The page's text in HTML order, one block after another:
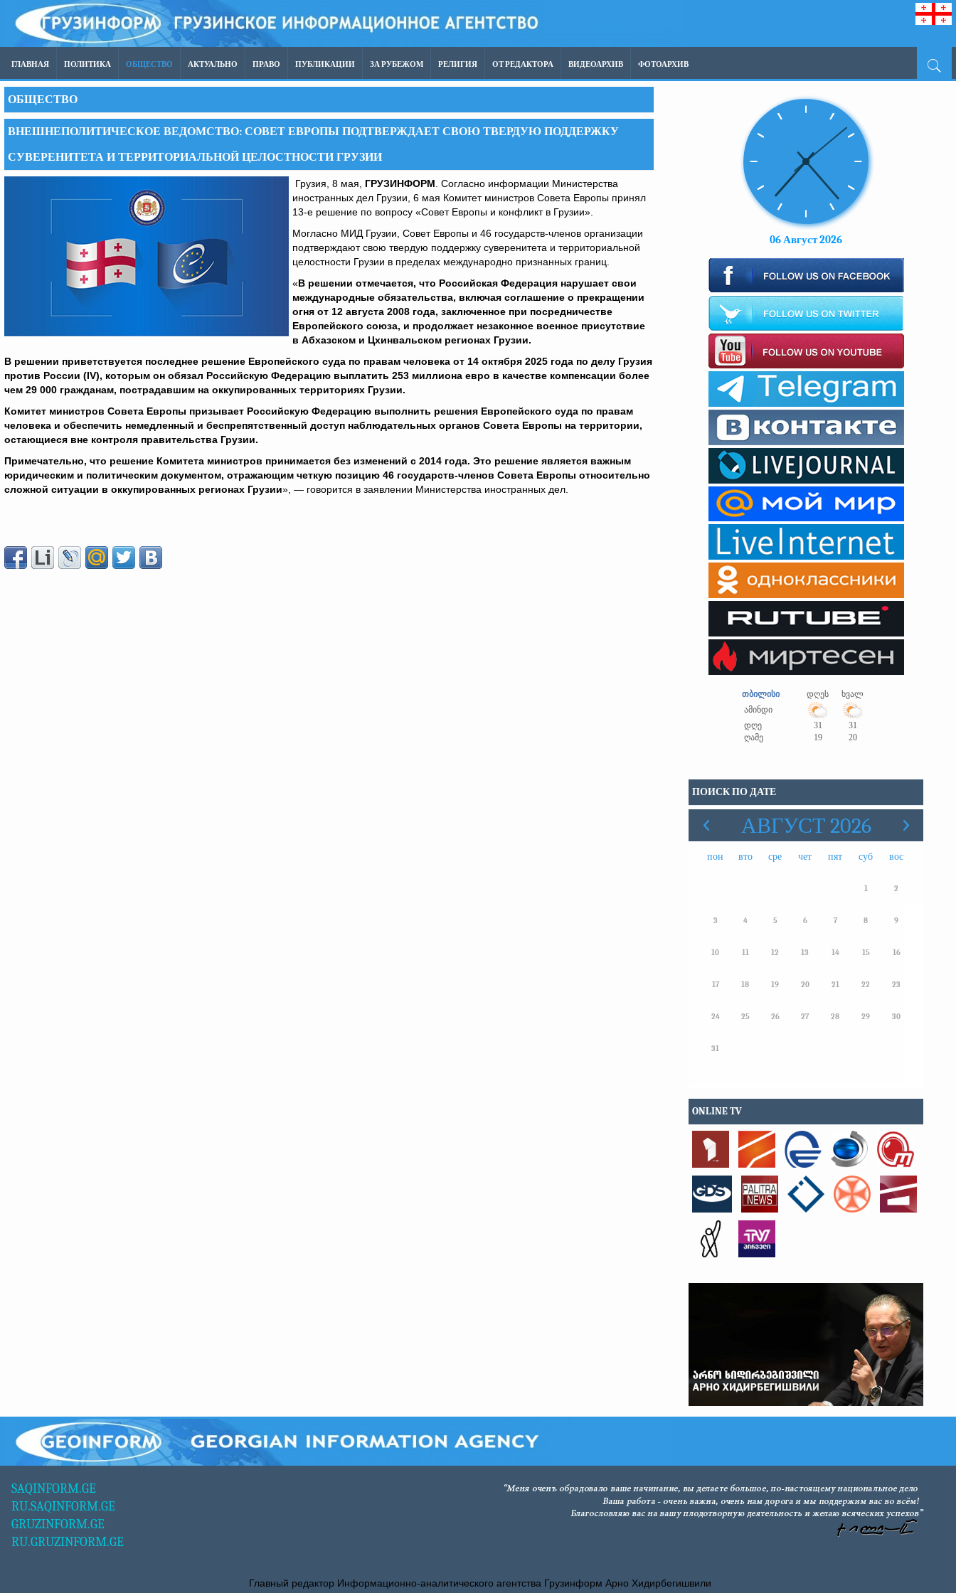
ГЛАВНАЯ ПОЛИТИКА ОБЩЕСТВО АКТУАЛЬНО ПРАВО ПУБЛИКАЦИИ ЗА РУБЕЖОМ РЕЛИГИЯ ОТ РЕДАКТОРА ВИДЕОАРХИВ ФОТОАРХИВ
ОБЩЕСТВО
ВНЕШНЕПОЛИТИЧЕСКОЕ ВЕДОМСТВО: СОВЕТ ЕВРОПЫ ПОДТВЕРЖДАЕТ СВОЮ ТВЕРДУЮ ПОДДЕРЖКУ
СУВЕРЕНИТЕТА И ТЕРРИТОРИАЛЬНОЙ ЦЕЛОСТНОСТИ ГРУЗИИ
Грузия, 8 мая, ГРУЗИНФОРМ . Согласно информации Министерства
иностранных дел Грузии, 6 мая Комитет министров Совета Европы принял
13-е решение по вопросу «Совет Европы и конфликт в Грузии».
Могласно МИД Грузии, Совет Европы и 46 государств-членов организации
подтверждают свою твердую поддержку суверенитета и территориальной
целостности Грузии в пределах международно признанных границ.
«В решении отмечается, что Российская Федерация нарушает свои
международные обязательства, включая соглашение о прекращении
огня от 12 августа 2008 года, заключенное при посредничестве
Европейского союза, и продолжает незаконное военное присутствие
в Абхазском и Цхинвальском регионах Грузии.
В решении приветствуется последнее решение Европейского суда по правам человека от 14 октября 2025 года по делу Грузия
против России (IV), которым он обязал Российскую Федерацию выплатить 253 миллиона евро в качестве компенсации более
чем 29 000 гражданам, пострадавшим на оккупированных территориях Грузии.
Комитет министров Совета Европы призывает Российскую Федерацию выполнить решения Европейского суда по правам
человека и обеспечить немедленный и беспрепятственный доступ наблюдательных органов Совета Европы на территории,
остающиеся вне контроля правительства Грузии.
Примечательно, что решение Комитета министров принимается без изменений с 2014 года. Это решение является важным
юридическим и политическим документом, отражающим четкую позицию 46 государств-членов Совета Европы относительно
сложной ситуации в оккупированных регионах Грузии», — говорится в заявлении Министерства иностранных дел.
06 Август 2026
თბილისი დღეს
ხვალ
ამინდი
დღე
31
31
ღამე
19 20
ПОИСК ПО ДАТЕ
АВГУСТ 2026
пон вто сре чет пят суб вос
1 2
3 4 5 6 7 8 9
10 11 12 13 14 15 16
17 18 19 20 21 22 23
24 25 26 27 28 29 30
31
ONLINE TV
SAQINFORM.GE
RU.SAQINFORM.GE
GRUZINFORM.GE
RU.GRUZINFORM.GE
Главный редактор Информационно-аналитического агентства Грузинформ Арно Хидирбегишвили